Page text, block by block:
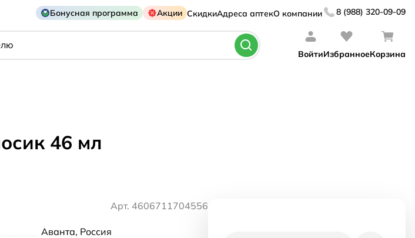
Бонусная программа Акции СкидкиАдреса аптекО компании 8 (988) 320-09-09
веществу
ВойтиИзбранноеКорзина
46 мл
Арт. 4606711704556
Аванта, Россия